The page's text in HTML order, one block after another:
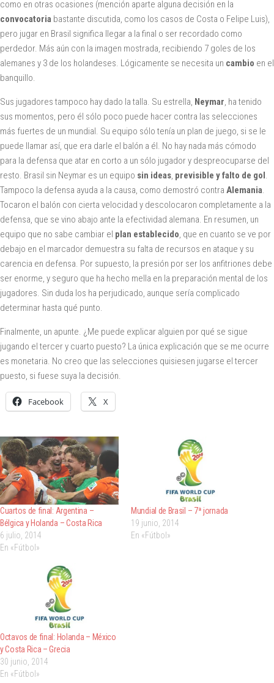
como en otras ocasiones (mención aparte alguna decisión en la
convocatoria bastante discutida, como los casos de Costa o Felipe Luis),
pero jugar en Brasil significa llegar a la final o ser recordado como
perdedor. Más aún con la imagen mostrada, recibiendo 7 goles de los
alemanes y 3 de los holandeses. Lógicamente se necesita un cambio en el
banquillo.
Sus jugadores tampoco hay dado la talla. Su estrella, Neymar, ha tenido
sus momentos, pero él sólo poco puede hacer contra las selecciones
más fuertes de un mundial. Su equipo sólo tenía un plan de juego, si se le
puede llamar así, que era darle el balón a él. No hay nada más cómodo
para la defensa que atar en corto a un sólo jugador y despreocuparse del
resto. Brasil sin Neymar es un equipo sin ideas, previsible y falto de gol.
Tampoco la defensa ayuda a la causa, como demostró contra Alemania.
Tocaron el balón con cierta velocidad y descolocaron completamente a la
defensa, que se vino abajo ante la efectividad alemana. En resumen, un
equipo que no sabe cambiar el plan establecido, que en cuanto se ve por
debajo en el marcador demuestra su falta de recursos en ataque y su
carencia en defensa. Por supuesto, la presión por ser los anfitriones debe
ser enorme, y seguro que ha hecho mella en la preparación mental de los
jugadores. Sin duda los ha perjudicado, aunque sería complicado
determinar hasta qué punto.
Finalmente, un apunte. ¿Me puede explicar alguien por qué se sigue
jugando el tercer y cuarto puesto? La única explicación que se me ocurre
es monetaria. No creo que las selecciones quisiesen jugarse el tercer
puesto, si fuese suya la decisión.
Facebook X
Cuartos de final: Argentina –
Bélgica y Holanda – Costa Rica
6 julio, 2014
En «Fútbol»
Mundial de Brasil – 7ª jornada
19 junio, 2014
En «Fútbol»
Octavos de final: Holanda – México
y Costa Rica – Grecia
30 junio, 2014
En «Fútbol»